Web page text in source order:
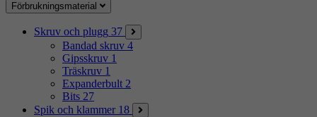
Förbrukningsmaterial
Skruv och plugg 37
Bandad skruv 4
Gipsskruv 1
Träskruv 1
Expanderbult 2
Bits 27
Spik och klammer 18